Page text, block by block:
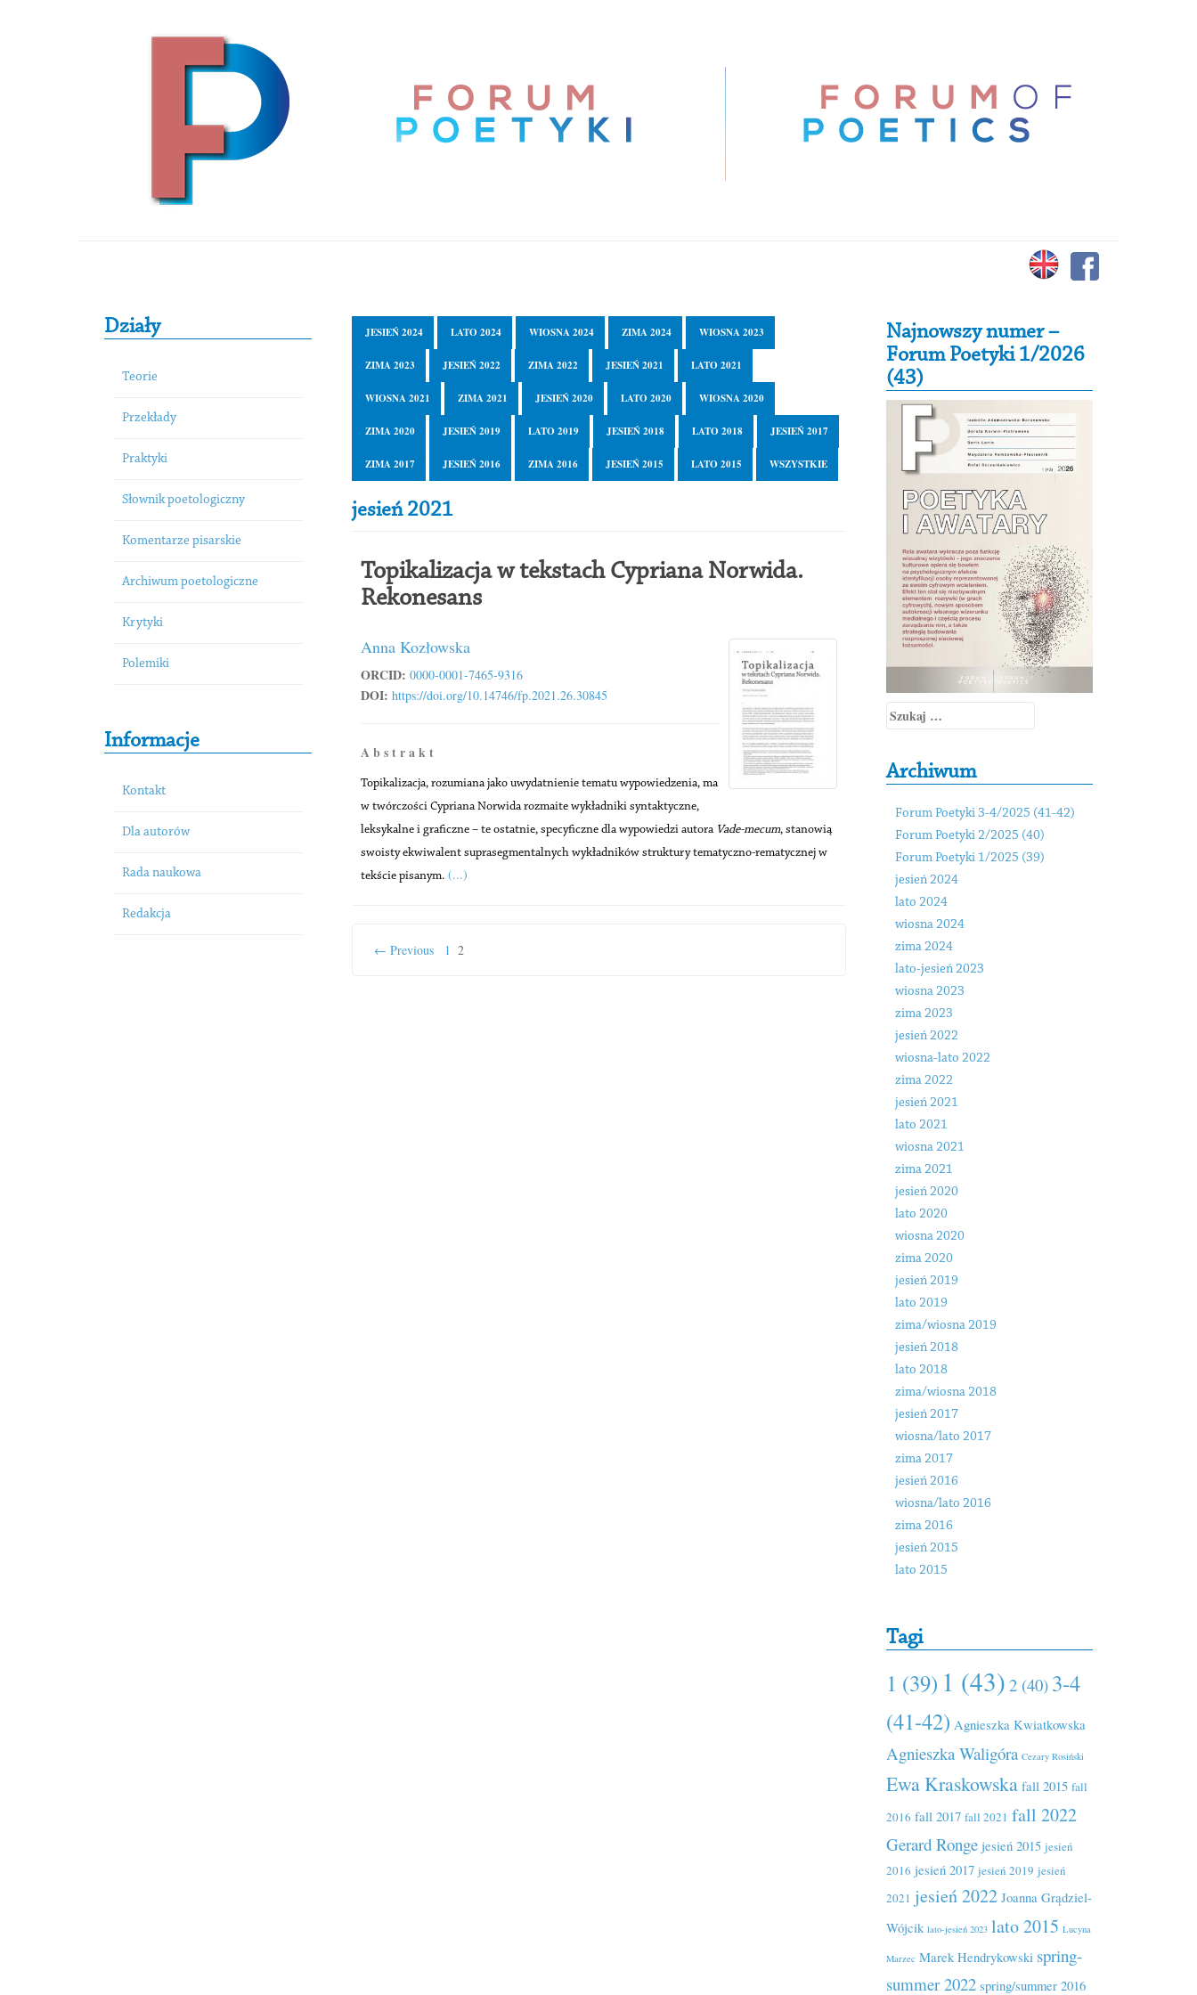
Primary Sidebar
Działy
Teorie
Przekłady
Praktyki
Słownik poetologiczny
Komentarze pisarskie
Archiwum poetologiczne
Krytyki
Polemiki
Informacje
Kontakt
Dla autorów
Rada naukowa
Redakcja
JESIEŃ 2024 LATO 2024 WIOSNA 2024 ZIMA 2024 WIOSNA 2023
ZIMA 2023 JESIEŃ 2022 ZIMA 2022 JESIEŃ 2021 LATO 2021
WIOSNA 2021 ZIMA 2021 JESIEŃ 2020 LATO 2020 WIOSNA 2020
ZIMA 2020 JESIEŃ 2019 LATO 2019 JESIEŃ 2018 LATO 2018 JESIEŃ 2017
ZIMA 2017 JESIEŃ 2016 ZIMA 2016 JESIEŃ 2015 LATO 2015 WSZYSTKIE
jesień 2021
Topikalizacja w tekstach Cypriana Norwida.
Rekonesans
Anna Kozłowska
ORCID: 0000-0001-7465-9316
DOI: https://doi.org/10.14746/fp.2021.26.30845
A b s t r a k t
Topikalizacja, rozumiana jako uwydatnienie tematu wypowiedzenia, ma
w twórczości Cypriana Norwida rozmaite wykładniki syntaktyczne,
leksykalne i graficzne – te ostatnie, specyficzne dla wypowiedzi autora Vade-mecum, stanowią
swoisty ekwiwalent suprasegmentalnych wykładników struktury tematyczno-rematycznej w
tekście pisanym. (...)
← Previous 1 2
Secondary Sidebar
Najnowszy numer –
Forum Poetyki 1/2026
(43)
Szukaj:
Archiwum
Forum Poetyki 3-4/2025 (41-42)
Forum Poetyki 2/2025 (40)
Forum Poetyki 1/2025 (39)
jesień 2024
lato 2024
wiosna 2024
zima 2024
lato-jesień 2023
wiosna 2023
zima 2023
jesień 2022
wiosna-lato 2022
zima 2022
jesień 2021
lato 2021
wiosna 2021
zima 2021
jesień 2020
lato 2020
wiosna 2020
zima 2020
jesień 2019
lato 2019
zima/wiosna 2019
jesień 2018
lato 2018
zima/wiosna 2018
jesień 2017
wiosna/lato 2017
zima 2017
jesień 2016
wiosna/lato 2016
zima 2016
jesień 2015
lato 2015
Tagi
1 (39) 1 (43) 2 (40) 3-4
(41-42) Agnieszka Kwiatkowska
Agnieszka Waligóra Cezary Rosiński
Ewa Kraskowska fall 2015 fall
2016 fall 2017 fall 2021 fall 2022
Gerard Ronge jesień 2015 jesień
2016 jesień 2017 jesień 2019 jesień
2021 jesień 2022 Joanna Grądziel-
Wójcik lato-jesień 2023 lato 2015 Lucyna
Marzec Marek Hendrykowski spring-
summer 2022 spring/summer 2016